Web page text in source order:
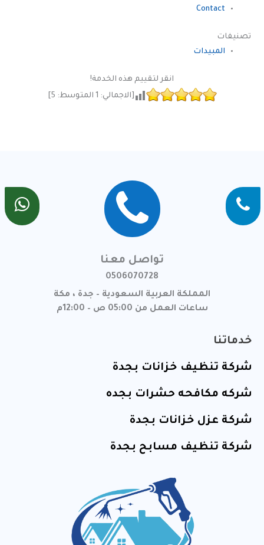
Contact
تصنيفات
المبيدات
انقر لتقييم هذه الخدمة!
[الاجمالي: 1 المتوسط: 5
]
تواصل معنا
0506070728
المملكة العربية السعودية – جدة ، مكة
ساعات العمل من 05:00 ص – 12:00م
خدماتنا
شركة تنظيف خزانات بجدة
شركه مكافحه حشرات بجده
شركة عزل خزانات بجدة
شركة تنظيف مسابح بجدة